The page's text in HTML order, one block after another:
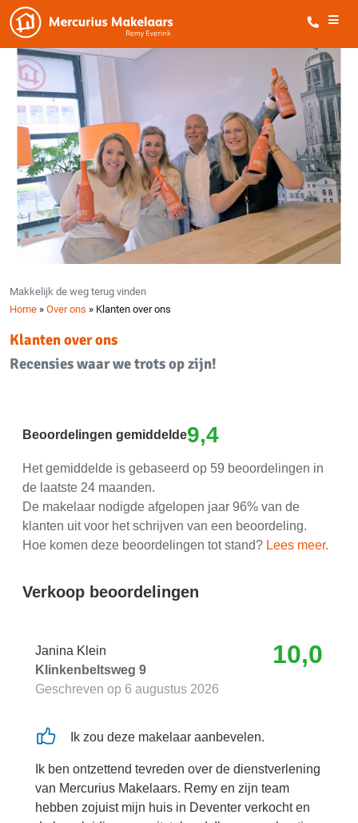
Makkelijk de weg terug vinden
Home » Over ons » Klanten over ons
Klanten over ons
Recensies waar we trots op zijn!